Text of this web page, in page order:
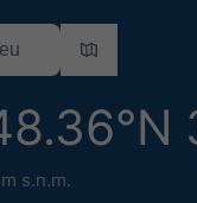
s.n.m.